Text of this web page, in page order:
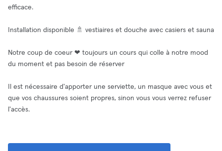
efficace.
Installation disponible 🚿 vestiaires et douche avec casiers et sauna
Notre coup de coeur ❤ toujours un cours qui colle à notre mood
du moment et pas besoin de réserver
Il est nécessaire d'apporter une serviette, un masque avec vous et
que vos chaussures soient propres, sinon vous vous verrez refuser
l'accès.